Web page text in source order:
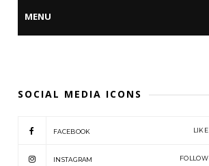
SOCIAL MEDIA ICONS
FACEBOOK LIKE
INSTAGRAM FOLLOW